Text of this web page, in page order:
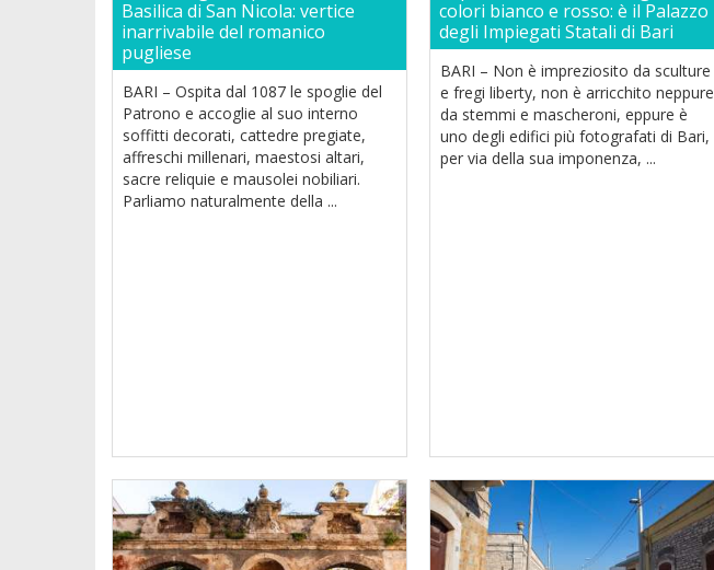
Basilica di San Nicola: vertice
inarrivabile del romanico
pugliese
BARI – Ospita dal 1087 le spoglie del
Patrono e accoglie al suo interno
soffitti decorati, cattedre pregiate,
affreschi millenari, maestosi altari,
sacre reliquie e mausolei nobiliari.
Parliamo naturalmente della ...
colori bianco e rosso: è il Palazzo
degli Impiegati Statali di Bari
BARI – Non è impreziosito da sculture
e fregi liberty, non è arricchito neppure
da stemmi e mascheroni, eppure è
uno degli edifici più fotografati di Bari,
per via della sua imponenza, ...